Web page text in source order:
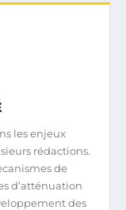
les enjeux
rédactions.
de
d’atténuation
des